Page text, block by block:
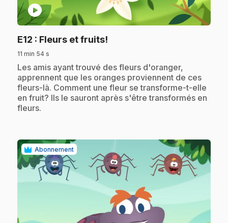
play_circle
E12 : Fleurs et fruits!
11 min 54 s
.Les amis ayant trouvé des fleurs d'oranger,
apprennent que les oranges proviennent de ces
fleurs-là. Comment une fleur se transforme-t-elle
en fruit? Ils le sauront après s'être transformés en
fleurs.
Abonnement